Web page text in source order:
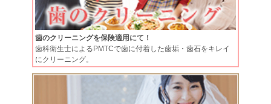
歯のクリーニングを保険適用にて！
歯科衛生士によるPMTCで歯に付着した歯垢・歯石をキレイ
にクリーニング。